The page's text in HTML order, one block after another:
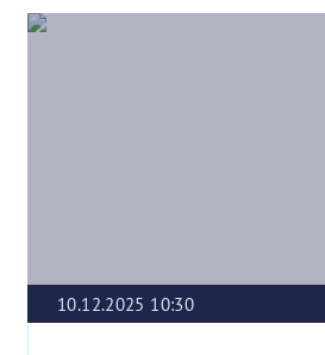
10.12.2025 10:30